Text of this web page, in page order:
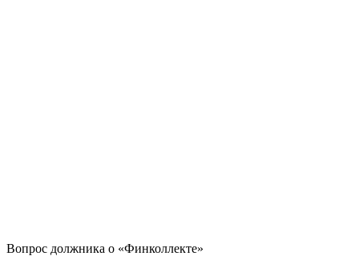
Вопрос должника о «Финколлекте»